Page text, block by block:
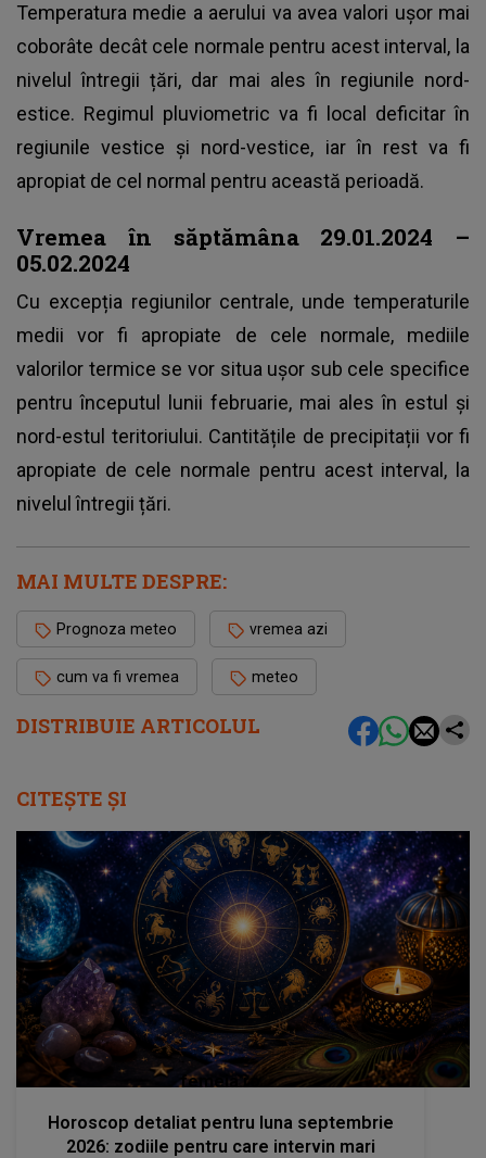
DISTRIBUIE ARTICOLUL
Temperatura medie a aerului va avea valori ușor mai
coborâte decât cele normale pentru acest interval, la
nivelul întregii țări, dar mai ales în regiunile nord-
estice. Regimul pluviometric va fi local deficitar în
regiunile vestice și nord-vestice, iar în rest va fi
apropiat de cel normal pentru această perioadă.
Vremea în săptămâna 29.01.2024 –
05.02.2024
Cu excepția regiunilor centrale, unde temperaturile
medii vor fi apropiate de cele normale, mediile
valorilor termice se vor situa ușor sub cele specifice
pentru începutul lunii februarie, mai ales în estul și
nord-estul teritoriului. Cantitățile de precipitații vor fi
apropiate de cele normale pentru acest interval, la
nivelul întregii țări.
MAI MULTE DESPRE:
Prognoza meteo vremea azi
cum va fi vremea meteo
CITEȘTE ȘI
femeia.ro
Horoscop detaliat pentru luna septembrie
2026: zodiile pentru care intervin mari